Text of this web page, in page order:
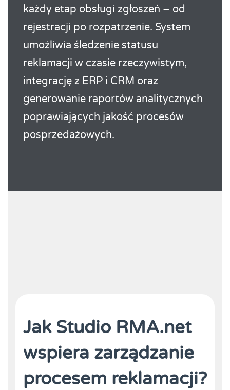
każdy etap obsługi zgłoszeń – od
rejestracji po rozpatrzenie. System
umożliwia śledzenie statusu
reklamacji w czasie rzeczywistym,
integrację z ERP i CRM oraz
generowanie raportów analitycznych
poprawiających jakość procesów
posprzedażowych.
Jak Studio RMA.net
wspiera zarządzanie
procesem reklamacji?